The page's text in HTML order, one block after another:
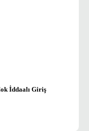
İddaalı Giriş